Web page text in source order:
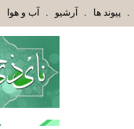
هَدَاهُمُ اللَّهُ وَأُوْلَئِكَ هُمْ . پیوند ها . آرشیو . آب و هوا